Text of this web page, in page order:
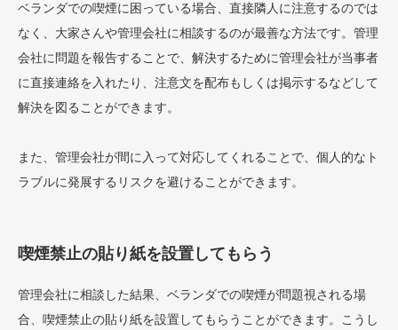
ベランダでの喫煙に困っている場合、直接隣人に注意するのでは
なく、大家さんや管理会社に相談するのが最善な方法です。管理
会社に問題を報告することで、解決するために管理会社が当事者
に直接連絡を入れたり、注意文を配布もしくは掲示するなどして
解決を図ることができます。
また、管理会社が間に入って対応してくれることで、個人的なト
ラブルに発展するリスクを避けることができます。
喫煙禁止の貼り紙を設置してもらう
管理会社に相談した結果、ベランダでの喫煙が問題視される場
合、喫煙禁止の貼り紙を設置してもらうことができます。こうし